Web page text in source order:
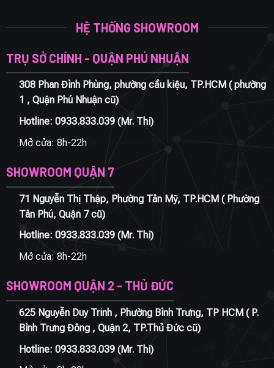
HỆ THỐNG SHOWROOM
TRỤ SỞ CHÍNH - QUẬN PHÚ NHUẬN
308 Phan Đình Phùng, phường cầu kiệu, TP.HCM ( phường
1 , Quận Phú Nhuận cũ)
Hotline: 0933.833.039(Mr. Thi)
Mở cửa: 8h-22h
SHOWROOM QUẬN 7
71 Nguyễn Thị Thập, Phường Tân Mỹ, TP.HCM ( Phường
Tân Phú, Quận 7 cũ)
Hotline: 0933.833.039(Mr. Thi)
Mở cửa: 8h-22h
SHOWROOM QUẬN 2 - THỦ ĐỨC
625 Nguyễn Duy Trinh , Phường Bình Trưng, TP HCM ( P.
Bình Trưng Đông , Quận 2, TP.Thủ Đức cũ)
Hotline: 0933.833.039(Mr. Thi)